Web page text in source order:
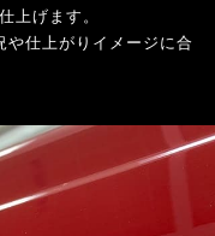
上げます。
や仕上がりイメージに合